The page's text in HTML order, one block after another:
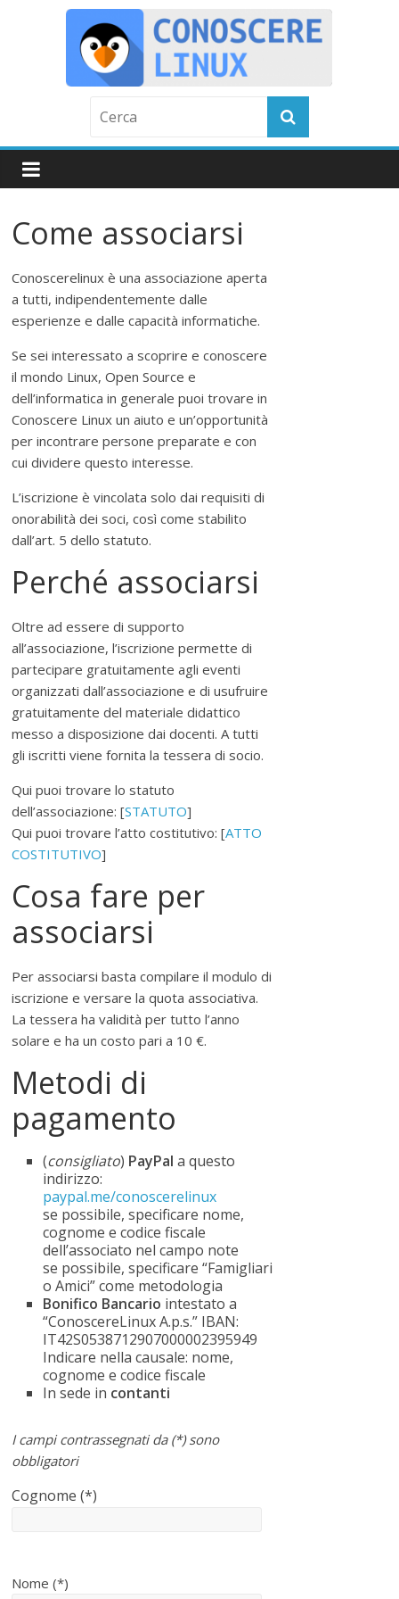
o
n
o
s
c
e
r
e
l
i
n
u
x
P
r
o
m
o
v
e
e
,
s
o
n
l
'
u
e
Come associarsi
Conoscerelinux è una associazione aperta
a tutti, indipendentemente dalle
esperienze e dalle capacità informatiche.
Se sei interessato a scoprire e conoscere
il mondo Linux, Open Source e
dell’informatica in generale puoi trovare in
Conoscere Linux un aiuto e un’opportunità
per incontrare persone preparate e con
cui dividere questo interesse.
L’iscrizione è vincolata solo dai requisiti di
onorabilità dei soci, così come stabilito
dall’art. 5 dello statuto.
Perché associarsi
Oltre ad essere di supporto
all’associazione, l’iscrizione permette di
partecipare gratuitamente agli eventi
organizzati dall’associazione e di usufruire
gratuitamente del materiale didattico
messo a disposizione dai docenti. A tutti
gli iscritti viene fornita la tessera di socio.
Qui puoi trovare lo statuto
dell’associazione: [STATUTO]
Qui puoi trovare l’atto costitutivo: [ATTO
COSTITUTIVO]
Cosa fare per
associarsi
Per associarsi basta compilare il modulo di
iscrizione e versare la quota associativa.
La tessera ha validità per tutto l’anno
solare e ha un costo pari a 10 €.
Metodi di
pagamento
(consigliato) PayPal a questo
indirizzo:
paypal.me/conoscerelinux
se possibile, specificare nome,
cognome e codice fiscale
dell’associato nel campo note
se possibile, specificare “Famigliari
o Amici” come metodologia
Bonifico Bancario intestato a
“ConoscereLinux A.p.s.” IBAN:
IT42S0538712907000002395949
Indicare nella causale: nome,
cognome e codice fiscale
In sede in contanti
I campi contrassegnati da (*) sono
obbligatori
Cognome (*)
Nome (*)